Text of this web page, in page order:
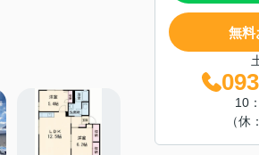
無料
10
（休